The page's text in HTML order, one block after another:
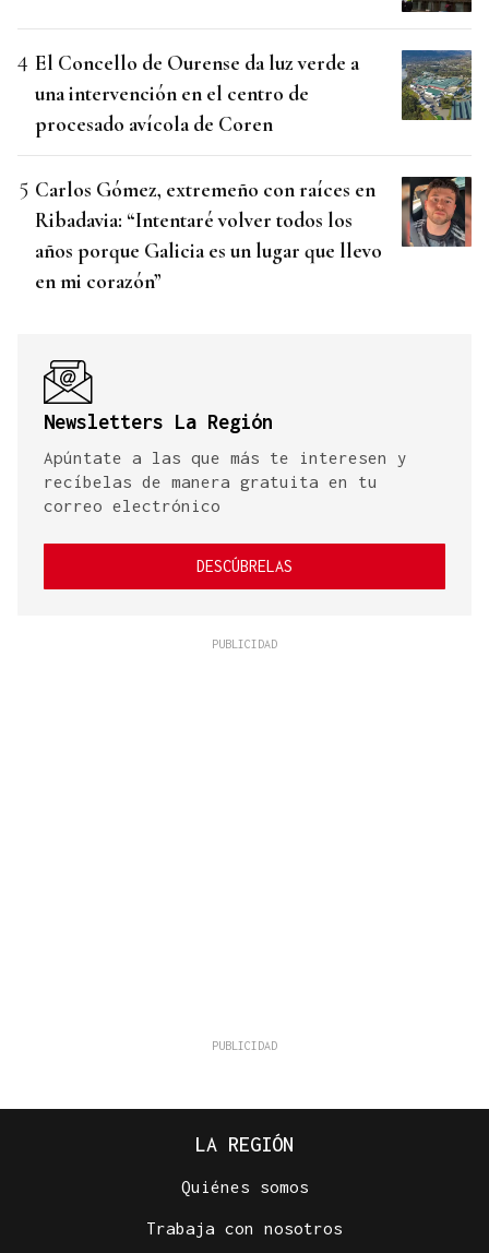
El Concello de Ourense da luz verde a
una intervención en el centro de
procesado avícola de Coren
Carlos Gómez, extremeño con raíces en
Ribadavia: “Intentaré volver todos los
años porque Galicia es un lugar que llevo
en mi corazón”
Newsletters La Región
Apúntate a las que más te interesen y
recíbelas de manera gratuita en tu
correo electrónico
DESCÚBRELAS
LA REGIÓN
Quiénes somos
Trabaja con nosotros